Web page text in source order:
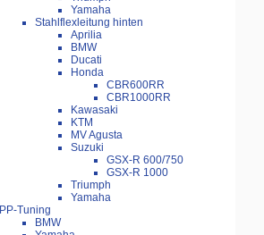
Yamaha
Stahlflexleitung hinten
Aprilia
BMW
Ducati
Honda
CBR600RR
CBR1000RR
Kawasaki
KTM
MV Agusta
Suzuki
GSX-R 600/750
GSX-R 1000
Triumph
Yamaha
PP-Tuning
BMW